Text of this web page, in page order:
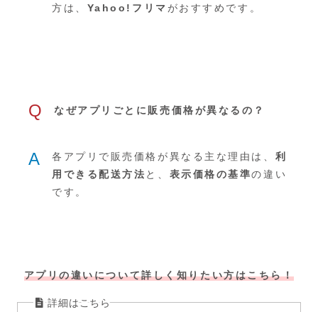
方は、 Yahoo!フリマ がおすすめです。
Q なぜアプリごとに販売価格が異なるの？
A 各アプリで販売価格が異なる主な理由は、 利
用できる配送方法 と、 表示価格の基準の違い
です。
アプリの違いについて詳しく知りたい方はこちら！